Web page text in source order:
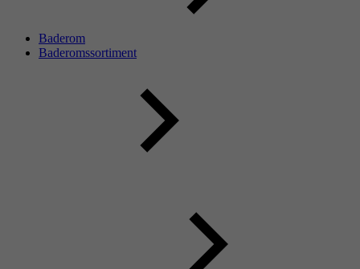
Baderom
Baderomssortiment